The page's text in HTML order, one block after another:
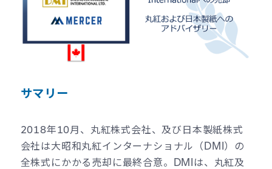
サマリー
2018年10月、丸紅株式会社、及び日本製紙株式
会社は大昭和丸紅インターナショナル（DMI）の
全株式にかかる売却に最終合意。DMIは、丸紅及